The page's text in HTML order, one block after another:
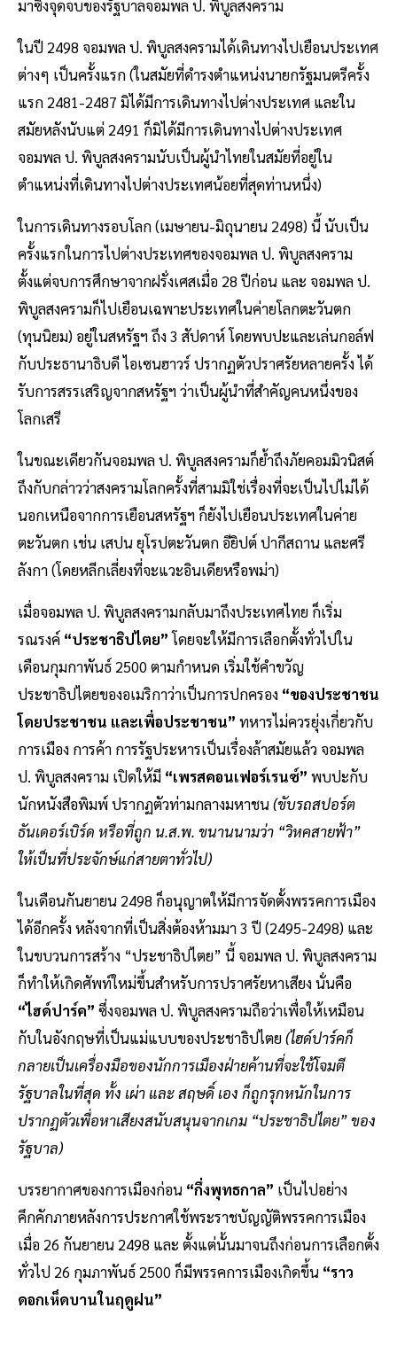
มาซึ่งจุดจบของรัฐบาลจอมพล ป. พิบูลสงคราม
ในปี 2498 จอมพล ป. พิบูลสงครามได้เดินทางไปเยือนประเทศ
ต่างๆ เป็นครั้งแรก (ในสมัยที่ดำรงตำแหน่งนายกรัฐมนตรีครั้ง
แรก 2481-2487 มิได้มีการเดินทางไปต่างประเทศ และใน
สมัยหลังนับแต่ 2491 ก็มิได้มีการเดินทางไปต่างประเทศ
จอมพล ป. พิบูลสงครามนับเป็นผู้นำไทยในสมัยที่อยู่ใน
ตำแหน่งที่เดินทางไปต่างประเทศน้อยที่สุดท่านหนึ่ง)
ในการเดินทางรอบโลก (เมษายน-มิถุนายน 2498) นี้ นับเป็น
ครั้งแรกในการไปต่างประเทศของจอมพล ป. พิบูลสงคราม
ตั้งแต่จบการศึกษาจากฝรั่งเศสเมื่อ 28 ปีก่อน และ จอมพล ป.
พิบูลสงครามก็ไปเยือนเฉพาะประเทศในค่ายโลกตะวันตก
(ทุนนิยม) อยู่ในสหรัฐฯ ถึง 3 สัปดาห์ โดยพบปะและเล่นกอล์ฟ
กับประธานาธิบดี ไอเซนฮาวร์ ปรากฏตัวปราศรัยหลายครั้ง ได้
รับการสรรเสริญจากสหรัฐฯ ว่าเป็นผู้นำที่สำคัญคนหนึ่งของ
โลกเสรี
ในขณะเดียวกันจอมพล ป. พิบูลสงครามก็ย้ำถึงภัยคอมมิวนิสต์
ถึงกับกล่าวว่าสงครามโลกครั้งที่สามมิใช่เรื่องที่จะเป็นไปไม่ได้
นอกเหนือจากการเยือนสหรัฐฯ ก็ยังไปเยือนประเทศในค่าย
ตะวันตก เช่น เสปน ยุโรปตะวันตก อียิปต์ ปากีสถาน และศรี
ลังกา (โดยหลีกเลี่ยงที่จะแวะอินเดียหรือพม่า)
เมื่อจอมพล ป. พิบูลสงครามกลับมาถึงประเทศไทย ก็เริ่ม
รณรงค์ “ประชาธิปไตย”โดยจะให้มีการเลือกตั้งทั่วไปใน
เดือนกุมกาพันธ์ 2500 ตามกำหนด เริ่มใช้คำขวัญ
ประชาธิปไตยของอเมริกาว่าเป็นการปกครอง “ของประชาชน
โดยประชาชน และเพื่อประชาชน” ทหารไม่ควรยุ่งเกี่ยวกับ
การเมือง การค้า การรัฐประหารเป็นเรื่องล้าสมัยแล้ว จอมพล
ป. พิบูลสงคราม เปิดให้มี “เพรสคอนเฟอร์เรนซ์” พบปะกับ
นักหนังสือพิมพ์ ปรากฏตัวท่ามกลางมหาชน(ขับรถสปอร์ต
ธันเดอร์เบิร์ด หรือที่ถูก น.ส.พ. ขนานนามว่า “วิหคสายฟ้า”
ให้เป็นที่ประจักษ์แก่สายตาทั่วไป)
ในเดือนกันยายน 2498 ก็อนุญาตให้มีการจัดตั้งพรรคการเมือง
ได้อีกครั้ง หลังจากที่เป็นสิ่งต้องห้ามมา 3 ปี (2495-2498) และ
ในขบวนการสร้าง “ประชาธิปไตย” นี้ จอมพล ป. พิบูลสงคราม
ก็ทำให้เกิดศัพท์ใหม่ขึ้นสำหรับการปราศรัยหาเสียง นั่นคือ
“ไฮด์ปาร์ค” ซึ่งจอมพล ป. พิบูลสงครามถือว่าเพื่อให้เหมือน
กับในอังกฤษที่เป็นแม่แบบของประชาธิปไตย(ไฮด์ปาร์คก็
กลายเป็นเครื่องมือของนักการเมืองฝ่ายค้านที่จะใช้โจมตี
รัฐบาลในที่สุด ทั้ง เผ่า และ สฤษดิ์ เอง ก็ถูกรุกหนักในการ
ปรากฏตัวเพื่อหาเสียงสนับสนุนจากเกม “ประชาธิปไตย” ของ
รัฐบาล)
บรรยากาศของการเมืองก่อน “กึ่งพุทธกาล” เป็นไปอย่าง
คึกคักภายหลังการประกาศใช้พระราชบัญญัติพรรคการเมือง
เมื่อ 26 กันยายน 2498 และ ตั้งแต่นั้นมาจนถึงก่อนการเลือกตั้ง
ทั่วไป 26 กุมภาพันธ์ 2500 ก็มีพรรคการเมืองเกิดขึ้น “ราว
ดอกเห็ดบานในฤดูฝน”